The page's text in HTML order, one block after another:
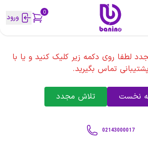
0 ورود
لطفا روی دکمه زیر کلیک کنید و یا با
پشتیبانی تماس بگیرید.
نخست تلاش مجدد
02143000017